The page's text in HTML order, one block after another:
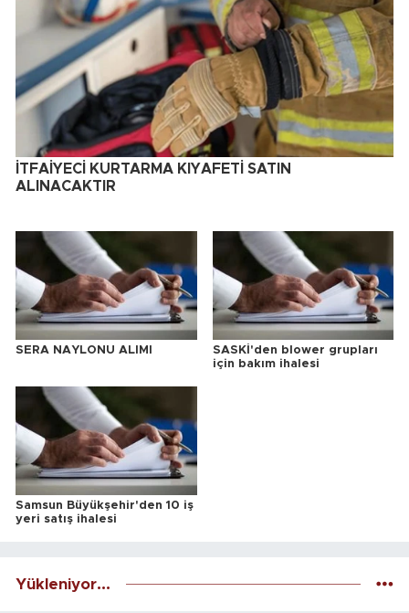
İTFAİYECİ KURTARMA KIYAFETİ SATIN
ALINACAKTIR
SERA NAYLONU ALIMI
SASKİ'den blower grupları
için bakım ihalesi
Samsun Büyükşehir'den 10 iş
yeri satış ihalesi
Yükleniyor...